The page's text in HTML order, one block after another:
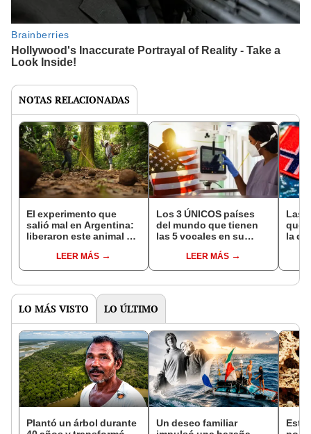
NOTAS RELACIONADAS
El experimento que
salió mal en Argentina:
liberaron este animal y
bosques milenarios de
la Patagonia
LEER MÁS
Los 3 ÚNICOS países
del mundo que tienen
las 5 vocales en su
con unoLEER MÁS
Las
que
la de
LO MÁS VISTO LO ÚLTIMO
Plantó un árbol durante
Un deseo familiar
Este